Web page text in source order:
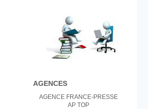
AGENCES
AGENCE FRANCE-PRESSE
AP TOP